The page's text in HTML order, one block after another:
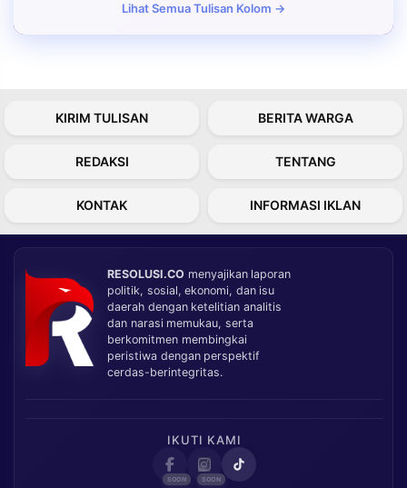
Lihat Semua Tulisan Kolom →
KIRIM TULISAN BERITA WARGA
REDAKSI TENTANG
KONTAK INFORMASI IKLAN
RESOLUSI.CO menyajikan laporan
politik, sosial, ekonomi, dan isu
daerah dengan ketelitian analitis
dan narasi memukau, serta
berkomitmen membingkai
peristiwa dengan perspektif
cerdas-berintegritas.
IKUTI KAMI